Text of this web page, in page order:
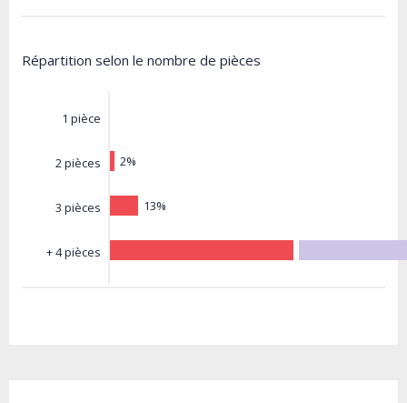
Répartition selon le nombre de pièces
1 pièce
2 pièces
3 pièces
+ 4 pièces
2%
13%